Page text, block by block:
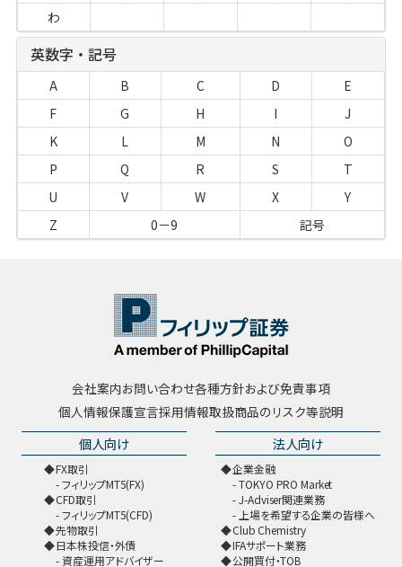
わ
英数字・記号
A B C D
E
F
G H I
J
K
L M N
O
P
Q R S
T
U
V W X
Y
Z
0－9 記号
会社案内お問い合わせ各種方針および免責事項
個人情報保護宣言採用情報取扱商品のリスク等説明
個人向け
FX取引
フィリップMT5(FX)
CFD取引
フィリップMT5(CFD)
先物取引
日本株投信・外債
資産運用アドバイザー
法人向け
企業金融
TOKYO PRO Market
J-Adviser関連業務
上場を希望する企業の皆様へ
Club Chemistry
IFAサポート業務
公開買付・TOB